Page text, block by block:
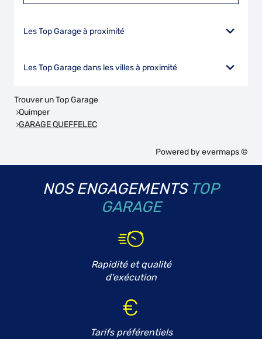
Les Top Garage à proximité
Les Top Garage dans les villes à proximité
Trouver un Top Garage
Quimper
GARAGE QUEFFELEC
Powered byevermaps ©
NOS ENGAGEMENTS TOP
GARAGE
Rapidité et qualité
d'exécution
Tarifs préférentiels